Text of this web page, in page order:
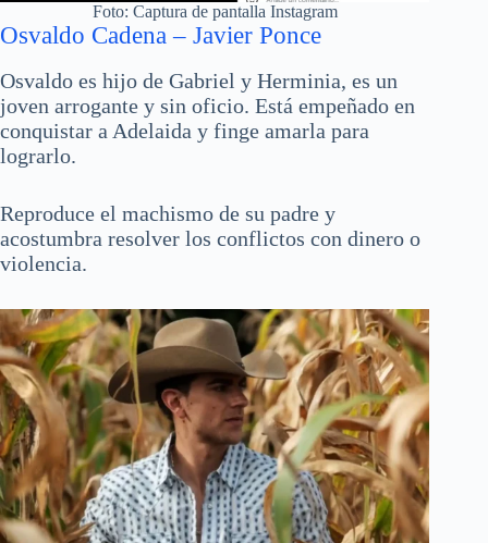
Foto: Captura de pantalla Instagram
Osvaldo Cadena – Javier Ponce
Osvaldo es hijo de Gabriel y Herminia, es un
joven arrogante y sin oficio. Está empeñado en
conquistar a Adelaida y finge amarla para
lograrlo.
Reproduce el machismo de su padre y
acostumbra resolver los conflictos con dinero o
violencia.